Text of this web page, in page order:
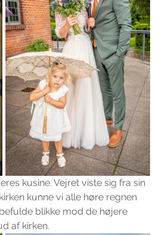
kusine. Vejret viste sig fra sin
kunne vi alle høre regnen
blikke mod de højere
af kirken.